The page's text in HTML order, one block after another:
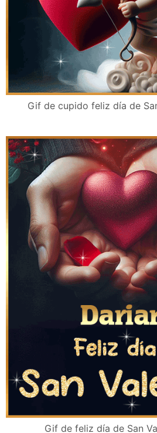
Gif de cupido feliz día de
Gif de feliz día de San